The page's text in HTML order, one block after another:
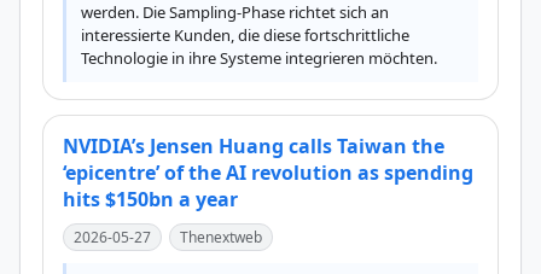
werden. Die Sampling-Phase richtet sich an
interessierte Kunden, die diese fortschrittliche
Technologie in ihre Systeme integrieren möchten.
NVIDIA’s Jensen Huang calls Taiwan the
‘epicentre’ of the AI revolution as spending
hits $150bn a year
2026-05-27 Thenextweb